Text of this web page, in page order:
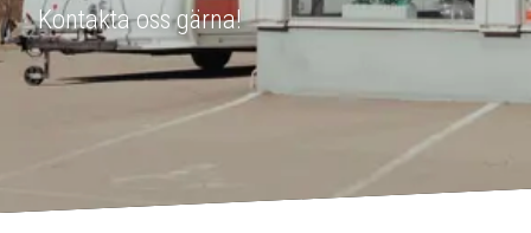
Kontakta oss gärna!